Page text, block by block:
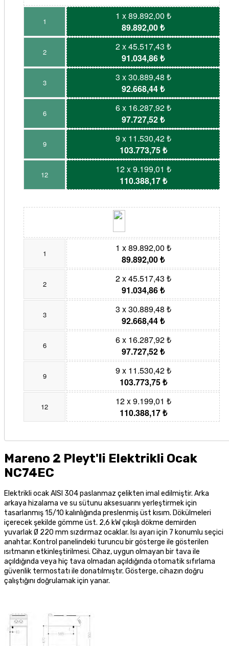
1
1 x 89.892,00 ₺
89.892,00 ₺
2
2 x 45.517,43 ₺
91.034,86 ₺
3
3 x 30.889,48 ₺
92.668,44 ₺
6
6 x 16.287,92 ₺
97.727,52 ₺
9
9 x 11.530,42 ₺
103.773,75 ₺
12
12 x 9.199,01 ₺
110.388,17 ₺
1
1 x 89.892,00 ₺
89.892,00 ₺
2
2 x 45.517,43 ₺
91.034,86 ₺
3
3 x 30.889,48 ₺
92.668,44 ₺
6
6 x 16.287,92 ₺
97.727,52 ₺
9
9 x 11.530,42 ₺
103.773,75 ₺
12
12 x 9.199,01 ₺
110.388,17 ₺
Mareno 2 Pleyt'li Elektrikli Ocak
NC74EC
Elektrikli ocak AISI 304 paslanmaz çelikten imal edilmiştir. Arka
arkaya hizalama ve su sütunu aksesuarını yerleştirmek için
tasarlanmış 15/10 kalınlığında preslenmiş üst kısım. Dökülmeleri
içerecek şekilde gömme üst. 2,6 kW çıkışlı dökme demirden
yuvarlak Ø 220 mm sızdırmaz ocaklar. Isı ayarı için 7 konumlu seçici
anahtar. Kontrol panelindeki turuncu bir gösterge ile gösterilen
ısıtmanın etkinleştirilmesi. Cihaz, uygun olmayan bir tava ile
açıldığında veya hiç tava olmadan açıldığında otomatik sıfırlama
güvenlik termostatı ile donatılmıştır. Gösterge, cihazın doğru
çalıştığını doğrulamak için yanar.